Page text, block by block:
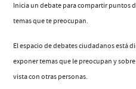
Inicia un debate para compartir puntos
temas que te preocupan.
El espacio de debates ciudadanos está
exponer temas que le preocupan y
vista con otras personas.